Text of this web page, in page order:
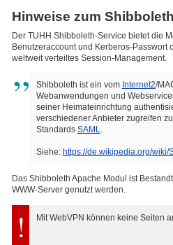
Hinweise zum
Der TUHH Shibboleth-Service bietet die
Benutzeraccount und Kerberos-Passwort
weltweit verteiltes Session-Management.
Shibboleth ist ein vom Internet2/
Webanwendungen und
seiner Heimateinrichtung
verschiedener Anbieter zugreifen
Standards SAML
Siehe: https://de.wikipedia.org/wiki/
Das Shibboleth Apache Modul ist
WWW-Server genutzt werden.
Mit WebVPN können keine Seiten